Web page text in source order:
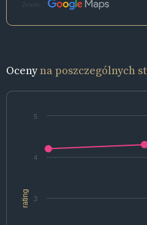
Źródło:
Ocenyna poszczególnych
rating 3
4
5